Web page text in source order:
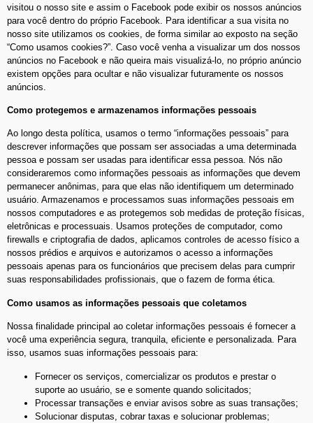
visitou o nosso site e assim o Facebook pode exibir os nossos anúncios
para você dentro do próprio Facebook. Para identificar a sua visita no
nosso site utilizamos os cookies, de forma similar ao exposto na seção
“Como usamos cookies?”. Caso você venha a visualizar um dos nossos
anúncios no Facebook e não queira mais visualizá-lo, no próprio anúncio
existem opções para ocultar e não visualizar futuramente os nossos
anúncios.
Como protegemos e armazenamos informações pessoais
Ao longo desta política, usamos o termo “informações pessoais” para
descrever informações que possam ser associadas a uma determinada
pessoa e possam ser usadas para identificar essa pessoa. Nós não
consideraremos como informações pessoais as informações que devem
permanecer anônimas, para que elas não identifiquem um determinado
usuário. Armazenamos e processamos suas informações pessoais em
nossos computadores e as protegemos sob medidas de proteção físicas,
eletrônicas e processuais. Usamos proteções de computador, como
firewalls e criptografia de dados, aplicamos controles de acesso físico a
nossos prédios e arquivos e autorizamos o acesso a informações
pessoais apenas para os funcionários que precisem delas para cumprir
suas responsabilidades profissionais, que o fazem de forma ética.
Como usamos as informações pessoais que coletamos
Nossa finalidade principal ao coletar informações pessoais é fornecer a
você uma experiência segura, tranquila, eficiente e personalizada. Para
isso, usamos suas informações pessoais para:
Fornecer os serviços, comercializar os produtos e prestar o
suporte ao usuário, se e somente quando solicitados;
Processar transações e enviar avisos sobre as suas transações;
Solucionar disputas, cobrar taxas e solucionar problemas;